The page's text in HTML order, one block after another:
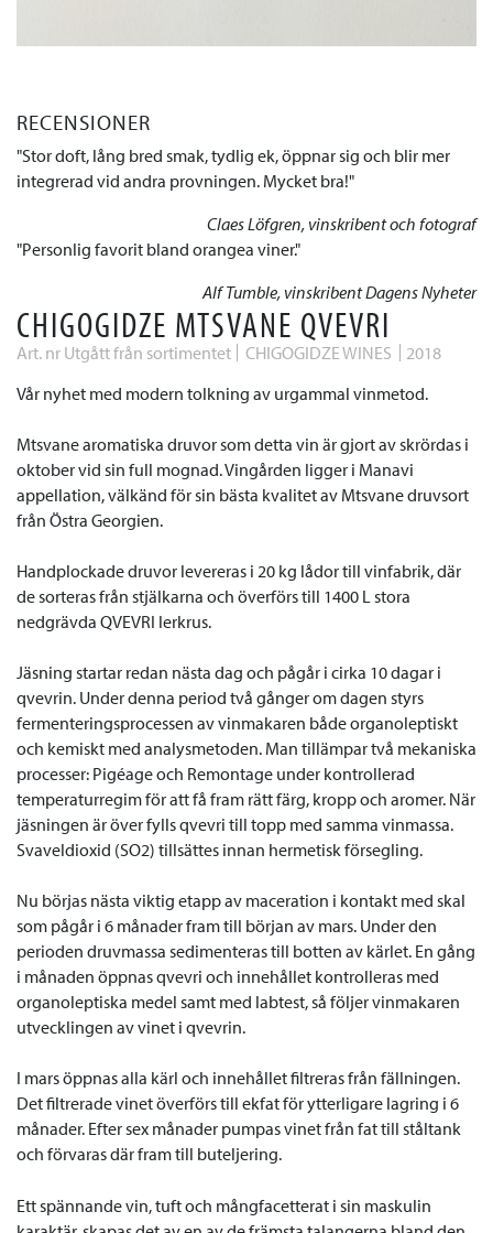
RECENSIONER
Stor doft, lång bred smak, tydlig ek, öppnar sig och blir mer
integrerad vid andra provningen. Mycket bra!
Claes Löfgren, vinskribent och fotograf
Personlig favorit bland orangea viner.
Alf Tumble, vinskribent Dagens Nyheter
CHIGOGIDZE MTSVANE QVEVRI
Art. nr Utgått från sortimentet CHIGOGIDZE WINES
2018
Vår nyhet med modern tolkning av urgammal vinmetod.
Mtsvane aromatiska druvor som detta vin är gjort av skrördas i
oktober vid sin full mognad. Vingården ligger i Manavi
appellation, välkänd för sin bästa kvalitet av Mtsvane druvsort
från Östra Georgien.
Handplockade druvor levereras i 20 kg lådor till vinfabrik, där
de sorteras från stjälkarna och överförs till 1400 L stora
nedgrävda QVEVRI lerkrus.
Jäsning startar redan nästa dag och pågår i cirka 10 dagar i
qvevrin. Under denna period två gånger om dagen styrs
fermenteringsprocessen av vinmakaren både organoleptiskt
och kemiskt med analysmetoden. Man tillämpar två mekaniska
processer: Pigéage och Remontage under kontrollerad
temperaturregim för att få fram rätt färg, kropp och aromer. När
jäsningen är över fylls qvevri till topp med samma vinmassa.
Svaveldioxid (SO2) tillsättes innan hermetisk försegling.
Nu börjas nästa viktig etapp av maceration i kontakt med skal
som pågår i 6 månader fram till början av mars. Under den
perioden druvmassa sedimenteras till botten av kärlet. En gång
i månaden öppnas qvevri och innehållet kontrolleras med
organoleptiska medel samt med labtest, så följer vinmakaren
utvecklingen av vinet i qvevrin.
I mars öppnas alla kärl och innehållet filtreras från fällningen.
Det filtrerade vinet överförs till ekfat för ytterligare lagring i 6
månader. Efter sex månader pumpas vinet från fat till ståltank
och förvaras där fram till buteljering.
Ett spännande vin, tuft och mångfacetterat i sin maskulin